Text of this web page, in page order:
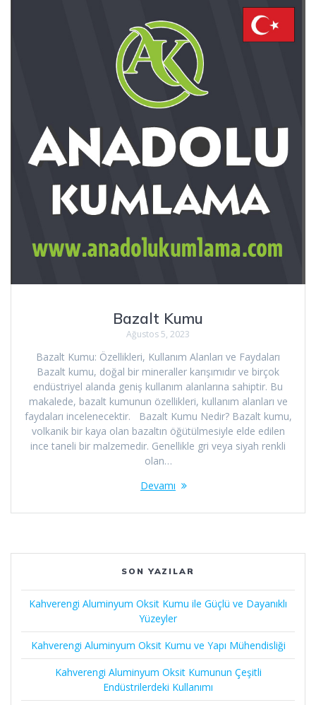
Bazalt Kumu
Ağustos 5, 2023
Bazalt Kumu: Özellikleri, Kullanım Alanları ve Faydaları
Bazalt kumu, doğal bir mineraller karışımıdır ve birçok
endüstriyel alanda geniş kullanım alanlarına sahiptir. Bu
makalede, bazalt kumunun özellikleri, kullanım alanları ve
faydaları incelenecektir. Bazalt Kumu Nedir? Bazalt kumu,
volkanik bir kaya olan bazaltın öğütülmesiyle elde edilen
ince taneli bir malzemedir. Genellikle gri veya siyah renkli
olan…
Devamı
SON YAZILAR
Kahverengi Aluminyum Oksit Kumu ile Güçlü ve Dayanıklı
Yüzeyler
Kahverengi Aluminyum Oksit Kumu ve Yapı Mühendisliği
Kahverengi Aluminyum Oksit Kumunun Çeşitli
Endüstrilerdeki Kullanımı